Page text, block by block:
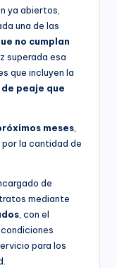
ya abiertos,
una de las
no cumplan
superada esa
que incluyen la
peaje que
meses,
la cantidad de
de
mediante
, con el
para los